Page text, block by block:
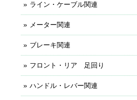
ライン・ケーブル関連
メーター関連
ブレーキ関連
フロント・リア 足回り
ハンドル・レバー関連